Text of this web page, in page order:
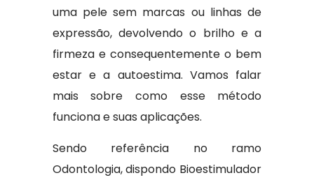
uma pele sem marcas ou linhas de
expressão, devolvendo o brilho e a
firmeza e consequentemente o bem
estar e a autoestima. Vamos falar
mais sobre como esse método
funciona e suas aplicações.
Sendo referência no ramo
Odontologia, dispondo Bioestimulador